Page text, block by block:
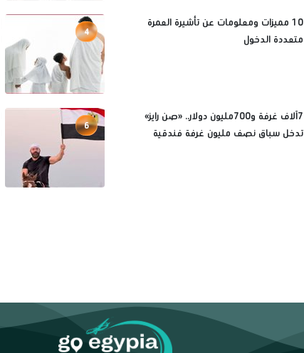
10 مميزات ومعلومات عن تأشيرة العمرة
متعددة الدخول
4
7آلاف غرفة و700مليون دولار.. «صن رايز»
تدخل سباق نصف مليون غرفة فندقية
6